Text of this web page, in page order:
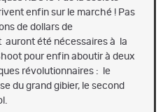
enfin sur le marché ! Pas
de dollars de
été nécessaires à la
pour enfin aboutir à deux
révolutionnaires : le
du grand gibier, le second